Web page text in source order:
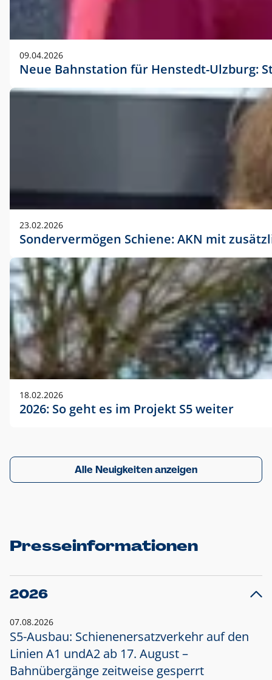
09.04.2026
Neue Bahnstation für Henstedt-Ulzburg:
23.02.2026
Sondervermögen Schiene: AKN mit
18.02.2026
2026: So geht es im Projekt S5 weiter
Alle Neuigkeiten anzeigen
Presseinformationen
2026
07.08.2026
S5-Ausbau: Schienenersatzverkehr auf den
Linien A1 undA2 ab 17. August –
Bahnübergänge zeitweise gesperrt